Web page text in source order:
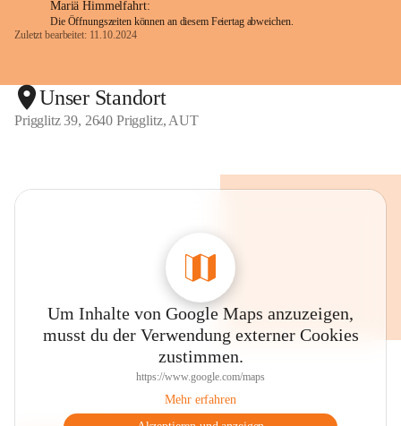
Mariä Himmelfahrt:
Die Öffnungszeiten können an diesem Feiertag abweichen.
Zuletzt bearbeitet: 11.10.2024
Unser Standort
Prigglitz 39, 2640 Prigglitz, AUT
Um Inhalte von Google Maps anzuzeigen,
musst du der Verwendung externer Cookies
zustimmen.
https://www.google.com/maps
Mehr erfahren